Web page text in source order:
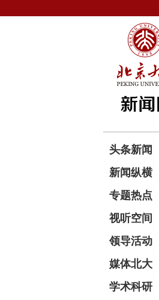
头条新闻
新闻纵横
专题热点
视听空间
领导活动
媒体北大
学术科研